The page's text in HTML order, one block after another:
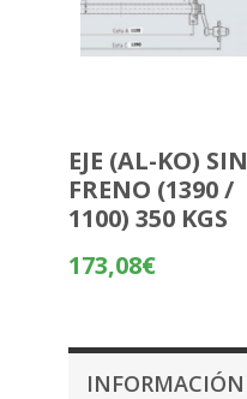
EJE (AL-KO) SIN
FRENO (1390 /
1100) 350 KGS
173,08€
INFORMACIÓN